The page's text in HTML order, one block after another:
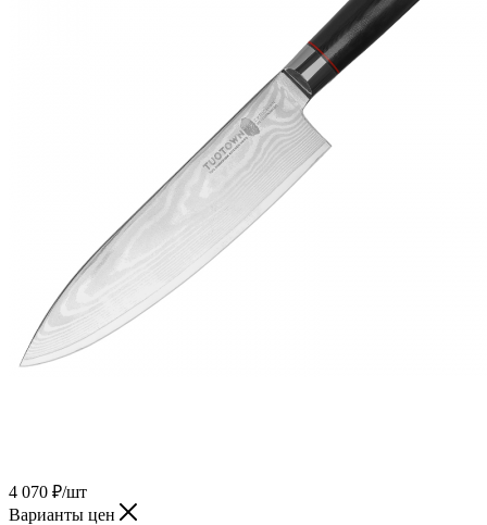
4 070 ₽/шт
Варианты цен